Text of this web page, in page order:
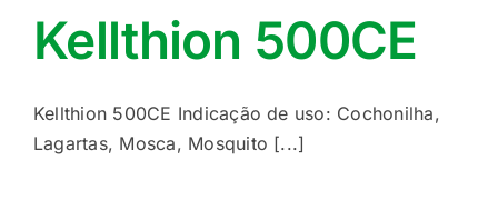
Kellthion 500CE
Kellthion 500CE Indicação de uso: Cochonilha,
Lagartas, Mosca, Mosquito [...]